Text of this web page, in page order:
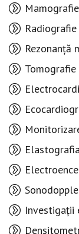
Mamografie
Rezonanță
Investigații